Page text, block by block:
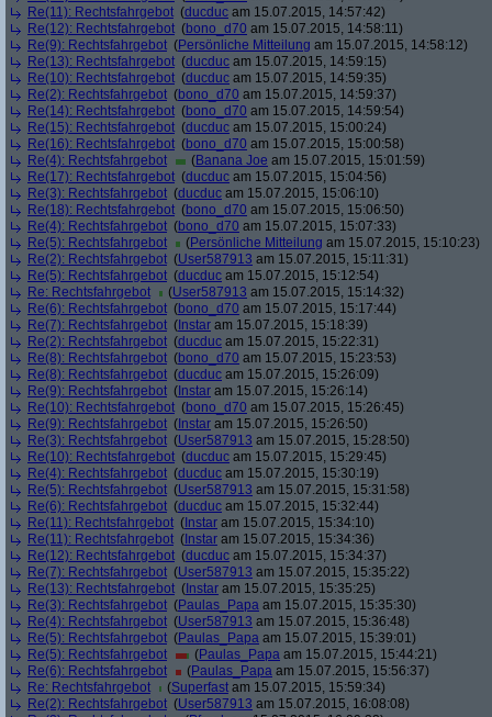
Re(11): Rechtsfahrgebot (ducduc am 15.07.2015, 14:57:42)
Re(12): Rechtsfahrgebot (bono_d70 am 15.07.2015, 14:58:11)
Re(9): Rechtsfahrgebot (Persönliche Mitteilung am 15.07.2015, 14:58:12)
Re(13): Rechtsfahrgebot (ducduc am 15.07.2015, 14:59:15)
Re(10): Rechtsfahrgebot (ducduc am 15.07.2015, 14:59:35)
Re(2): Rechtsfahrgebot (bono_d70 am 15.07.2015, 14:59:37)
Re(14): Rechtsfahrgebot (bono_d70 am 15.07.2015, 14:59:54)
Re(15): Rechtsfahrgebot (ducduc am 15.07.2015, 15:00:24)
Re(16): Rechtsfahrgebot (bono_d70 am 15.07.2015, 15:00:58)
Re(4): Rechtsfahrgebot
(Banana Joe am 15.07.2015, 15:01:59)
Re(17): Rechtsfahrgebot (ducduc am 15.07.2015, 15:04:56)
Re(3): Rechtsfahrgebot (ducduc am 15.07.2015, 15:06:10)
Re(18): Rechtsfahrgebot (bono_d70 am 15.07.2015, 15:06:50)
Re(4): Rechtsfahrgebot (bono_d70 am 15.07.2015, 15:07:33)
Re(5): Rechtsfahrgebot
(Persönliche Mitteilung am 15.07.2015, 15:10:23)
Re(2): Rechtsfahrgebot (User587913 am 15.07.2015, 15:11:31)
Re(5): Rechtsfahrgebot (ducduc am 15.07.2015, 15:12:54)
Re: Rechtsfahrgebot
(User587913 am 15.07.2015, 15:14:32)
Re(6): Rechtsfahrgebot (bono_d70 am 15.07.2015, 15:17:44)
Re(7): Rechtsfahrgebot ( Instar am 15.07.2015, 15:18:39)
Re(2): Rechtsfahrgebot (ducduc am 15.07.2015, 15:22:31)
Re(8): Rechtsfahrgebot (bono_d70 am 15.07.2015, 15:23:53)
Re(8): Rechtsfahrgebot (ducduc am 15.07.2015, 15:26:09)
Re(9): Rechtsfahrgebot ( Instar am 15.07.2015, 15:26:14)
Re(10): Rechtsfahrgebot (bono_d70 am 15.07.2015, 15:26:45)
Re(9): Rechtsfahrgebot ( Instar am 15.07.2015, 15:26:50)
Re(3): Rechtsfahrgebot (User587913 am 15.07.2015, 15:28:50)
Re(10): Rechtsfahrgebot (ducduc am 15.07.2015, 15:29:45)
Re(4): Rechtsfahrgebot (ducduc am 15.07.2015, 15:30:19)
Re(5): Rechtsfahrgebot (User587913 am 15.07.2015, 15:31:58)
Re(6): Rechtsfahrgebot (ducduc am 15.07.2015, 15:32:44)
Re(11): Rechtsfahrgebot ( Instar am 15.07.2015, 15:34:10)
Re(11): Rechtsfahrgebot ( Instar am 15.07.2015, 15:34:36)
Re(12): Rechtsfahrgebot (ducduc am 15.07.2015, 15:34:37)
Re(7): Rechtsfahrgebot (User587913 am 15.07.2015, 15:35:22)
Re(13): Rechtsfahrgebot ( Instar am 15.07.2015, 15:35:25)
Re(3): Rechtsfahrgebot (Paulas_Papa am 15.07.2015, 15:35:30)
Re(4): Rechtsfahrgebot (User587913 am 15.07.2015, 15:36:48)
Re(5): Rechtsfahrgebot (Paulas_Papa am 15.07.2015, 15:39:01)
Re(5): Rechtsfahrgebot
(Paulas_Papa am 15.07.2015, 15:44:21)
Re(6): Rechtsfahrgebot
(Paulas_Papa am 15.07.2015, 15:56:37)
Re: Rechtsfahrgebot
(Superfast am 15.07.2015, 15:59:34)
Re(2): Rechtsfahrgebot (User587913 am 15.07.2015, 16:08:08)